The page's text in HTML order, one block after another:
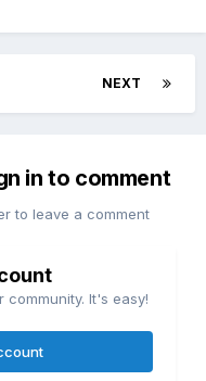
NEXT
in to comment
to leave a comment
It's easy!